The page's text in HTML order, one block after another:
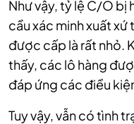
Như vậy, tỷ lệ C/O bị
cầu xác minh xuất
được cấp là rất nhỏ.
thấy, các lô hàng
đáp ứng các điều
Tuy vậy, vẫn có tình